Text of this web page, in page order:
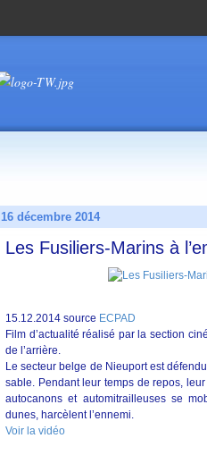
16 décembre 2014
Les Fusiliers-Marins à
15.12.2014 source ECPAD
Film d’actualité réalisé par la section
de l’arrière.
Le secteur belge de Nieuport est
sable. Pendant leur temps de repos,
autocanons et automitrailleuses se
dunes, harcèlent l’ennemi.
Voir la vidéo